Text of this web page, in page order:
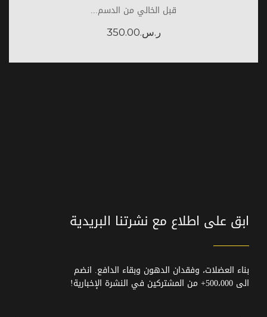
قبل الخالي من الدسم...
ر.س.350.00
ابق على اطلاع مع نشرتنا البريدية
بناء العضلات، وفقدان الدهون وبقاء الدافع. انضم
الى 500،000+ من المشتركين في النشرة الإخبارية!